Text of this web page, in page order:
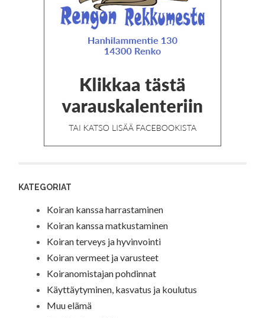
KATEGORIAT
Koiran kanssa harrastaminen
Koiran kanssa matkustaminen
Koiran terveys ja hyvinvointi
Koiran vermeet ja varusteet
Koiranomistajan pohdinnat
Käyttäytyminen, kasvatus ja koulutus
Muu elämä